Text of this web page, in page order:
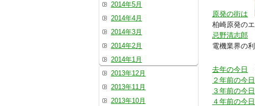
原発の街は
柏崎原発の
忌野清志郎
電機業界の
去年の今日
２年前の今日
３年前の今日
４年前の今日
2014年5月
2014年4月
2014年3月
2014年2月
2014年1月
2013年12月
2013年11月
2013年10月